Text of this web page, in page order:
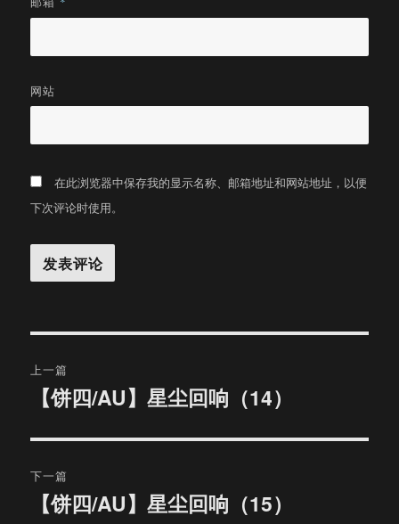
网站
在此浏览器中保存我的显示名称、邮箱地址和网站地址，以便
下次评论时使用。
章
航
上一篇
文
章：
【饼四/AU】星尘回响（14）
下一篇
【饼四/AU】星尘回响（15）